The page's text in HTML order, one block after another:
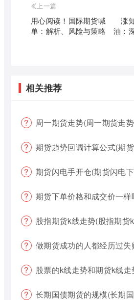
上一篇
用心阅读！国际期货喊
单：解析、风险与策略
涨
油：
相关推荐
周一期货走势(周一期货走
期货趋势回调计算公式(期货趋势
期货闪电手开仓(期货闪电
期货下单价格和成交价一样吗(期
股指期货k线走势(股指期货
做期货成功的人都经历过失败吗(做期货成功
股票的k线走势和期货k线走势(股票的k线
长期国债期货的规模(长期国